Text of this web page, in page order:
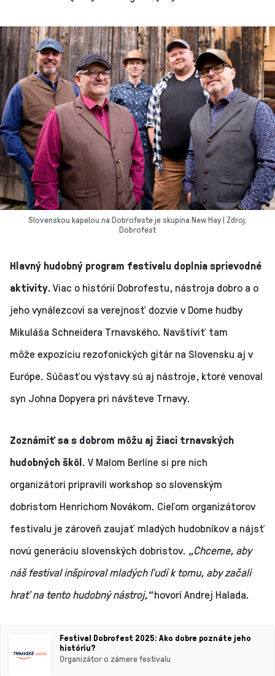
Slovenskou kapelou na Dobrofeste je skupina New Hay | Zdroj:
Dobrofest
Hlavný hudobný program festivalu doplnia sprievodné
aktivity.Viac o histórií Dobrofestu, nástroja dobro a o
jeho vynálezcovi sa verejnosť dozvie v Dome hudby
Mikuláša Schneidera Trnavského. Navštíviť tam
môže expozíciu rezofonických gitár na Slovensku aj v
Európe. Súčasťou výstavy sú aj nástroje, ktoré venoval
syn Johna Dopyera pri návšteve Trnavy.
Zoznámiť sa s dobrom môžu aj žiaci trnavských
hudobných škôl. V Malom Berlíne si pre nich
organizátori pripravili workshop so slovenským
dobristom Henrichom Novákom. Cieľom organizátorov
festivalu je zároveň zaujať mladých hudobníkov a nájsť
novú generáciu slovenských dobristov. „Chceme, aby
náš festival inšpiroval mladých ľudí k tomu, aby začali
hrať na tento hudobný nástroj,“hovorí Andrej Halada.
Festival Dobrofest 2025: Ako dobre poznáte jeho
históriu?
Organizátor o zámere festivalu